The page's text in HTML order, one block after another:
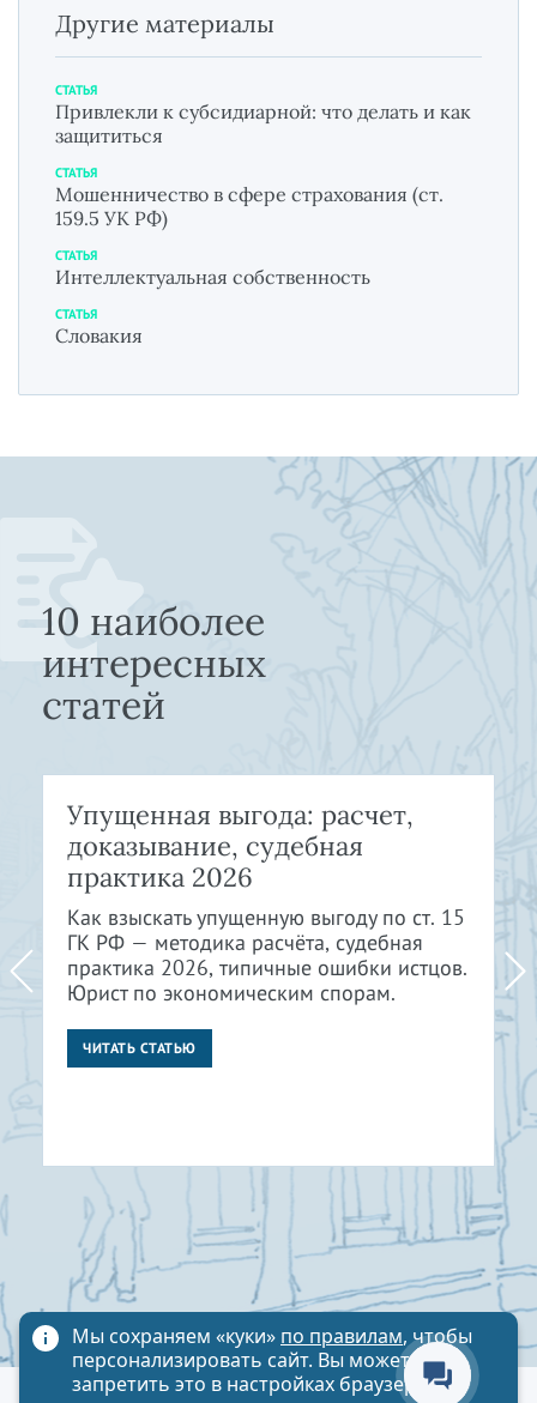
Другие материалы
СТАТЬЯ
Привлекли к субсидиарной: что делать и как
защититься
СТАТЬЯ
Мошенничество в сфере страхования (ст.
159.5 УК РФ)
СТАТЬЯ
Интеллектуальная собственность
СТАТЬЯ
Словакия
10 наиболее
интересных
статей
Упущенная выгода: расчет,
доказывание, судебная
практика 2026
Как взыскать упущенную выгоду по ст. 15
ГК РФ — методика расчёта, судебная
практика 2026, типичные ошибки истцов.
Юрист по экономическим спорам.
ЧИТАТЬ СТАТЬЮ
Мы сохраняем «куки» по правилам, чтобы
персонализировать сайт. Вы можете
запретить это в настройках браузера